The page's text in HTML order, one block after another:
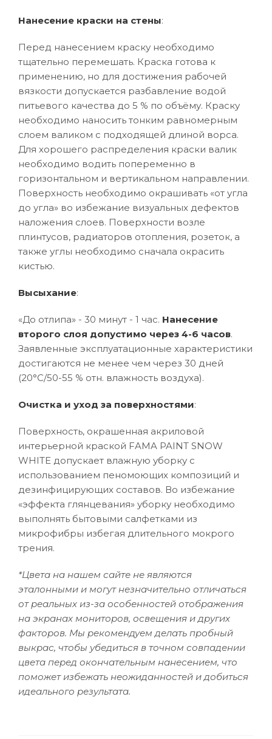
Нанесение краски на стены:
Перед нанесением краску необходимо
тщательно перемешать. Краска готова к
применению, но для достижения рабочей
вязкости допускается разбавление водой
питьевого качества до 5 % по объёму. Краску
необходимо наносить тонким равномерным
слоем валиком с подходящей длиной ворса.
Для хорошего распределения краски валик
необходимо водить попеременно в
горизонтальном и вертикальном направлении.
Поверхность необходимо окрашивать «от угла
до угла» во избежание визуальных дефектов
наложения слоев. Поверхности возле
плинтусов, радиаторов отопления, розеток, а
также углы необходимо сначала окрасить
кистью.
Высыхание:
«До отлипа» - 30 минут - 1 час. Нанесение
второго слоя допустимо через 4-6 часов.
Заявленные эксплуатационные характеристики
достигаются не менее чем через 30 дней
(20°C/50-55 % отн. влажность воздуха).
Очистка и уход за поверхностями:
Поверхность, окрашенная акриловой
интерьерной краской FAMA PAINT SNOW
WHITE допускает влажную уборку с
использованием пеномоющих композиций и
дезинфицирующих составов. Во избежание
«эффекта глянцевания» уборку необходимо
выполнять бытовыми салфетками из
микрофибры избегая длительного мокрого
трения.
*Цвета на нашем сайте не являются
эталонными и могут незначительно отличаться
от реальных из-за особенностей отображения
на экранах мониторов, освещения и других
факторов. Мы рекомендуем делать пробный
выкрас, чтобы убедиться в точном совпадении
цвета перед окончательным нанесением, что
поможет избежать неожиданностей и добиться
идеального результата.